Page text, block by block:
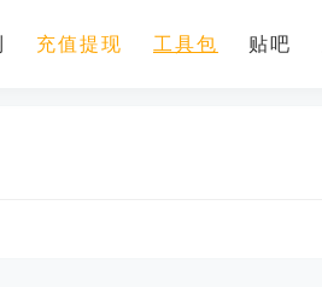
充值提现 工具包 贴吧